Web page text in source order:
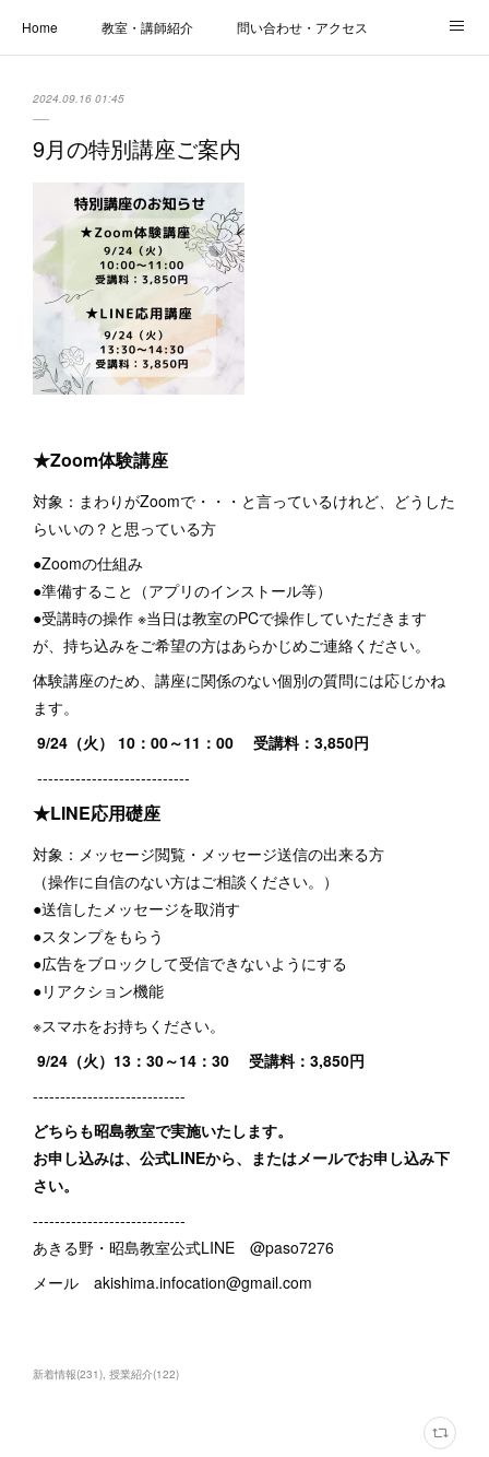
Home 教室・講師紹介 問い合わせ・アクセス
2024.09.16 01:45
9月の特別講座ご案内
★Zoom体験講座
対象：まわりがZoomで・・・と言っているけれど、どうした
らいいの？と思っている方
●Zoomの仕組み
●準備すること（アプリのインストール等）
●受講時の操作 ※当日は教室のPCで操作していただきます
が、持ち込みをご希望の方はあらかじめご連絡ください。
体験講座のため、講座に関係のない個別の質問には応じかね
ます。
9/24（火） 10：00～11：00 受講料：3,850円
----------------------------
★LINE応用礎座
対象：メッセージ閲覧・メッセージ送信の出来る方
（操作に自信のない方はご相談ください。）
●送信したメッセージを取消す
●スタンプをもらう
●広告をブロックして受信できないようにする
●リアクション機能
※スマホをお持ちください。
9/24（火）13：30～14：30 受講料：3,850円
----------------------------
どちらも昭島教室で実施いたします。
お申し込みは、公式LINEから、またはメールでお申し込み下
さい。
----------------------------
あきる野・昭島教室公式LINE @paso7276
メール akishima.infocation@gmail.com
新着情報(231) 授業紹介(122)